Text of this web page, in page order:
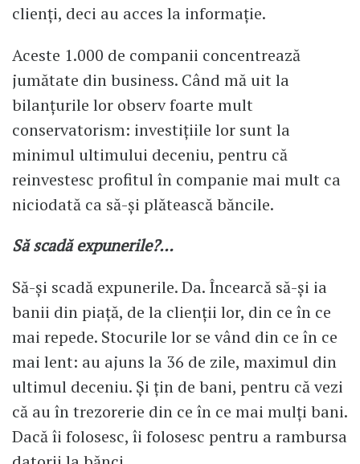
clienți, deci au acces la informație.
Aceste 1.000 de companii concentrează
jumătate din business. Când mă uit la
bilanțurile lor observ foarte mult
conservatorism: investițiile lor sunt la
minimul ultimului deceniu, pentru că
reinvestesc profitul în companie mai mult ca
niciodată ca să-și plătească băncile.
Să scadă expunerile?…
Să-și scadă expunerile. Da. Încearcă să-și ia
banii din piață, de la clienții lor, din ce în ce
mai repede. Stocurile lor se vând din ce în ce
mai lent: au ajuns la 36 de zile, maximul din
ultimul deceniu. Și țin de bani, pentru că vezi
că au în trezorerie din ce în ce mai mulți bani.
Dacă îi folosesc, îi folosesc pentru a rambursa